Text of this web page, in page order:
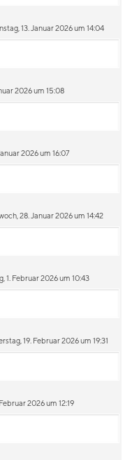
13. Januar 2026 um 14:04
2026 um 15:08
2026 um 16:07
28. Januar 2026 um 14:42
1. Februar 2026 um 10:43
19. Februar 2026 um 19:31
2026 um 12:19